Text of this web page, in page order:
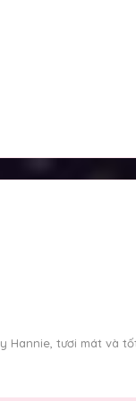
Hannie, tươi mát và